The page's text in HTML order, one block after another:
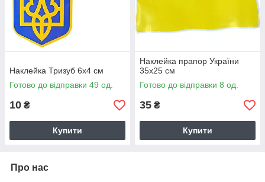
Наклейка Тризуб 6х4 см
Готово до відправки 49 од.
10 ₴
Купити
Наклейка прапор України
35х25 см
Готово до відправки 8 од.
35 ₴
Купити
Про нас